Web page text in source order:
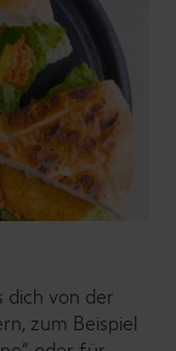
dich von der
zum Beispiel